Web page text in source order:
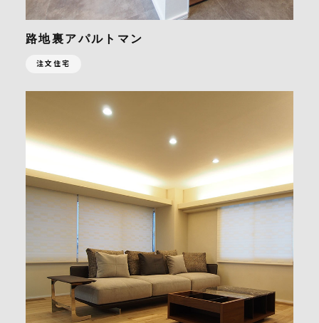
路地裏アパルトマン
注文住宅